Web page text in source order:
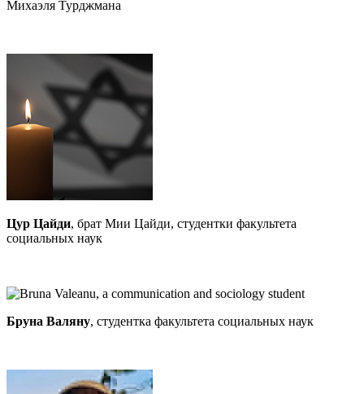
Михаэля Турджмана
Цур Цайди, брат Мии Цайди, студентки факультета
социальных наук
Бруна Валяну, студентка факультета социальных наук